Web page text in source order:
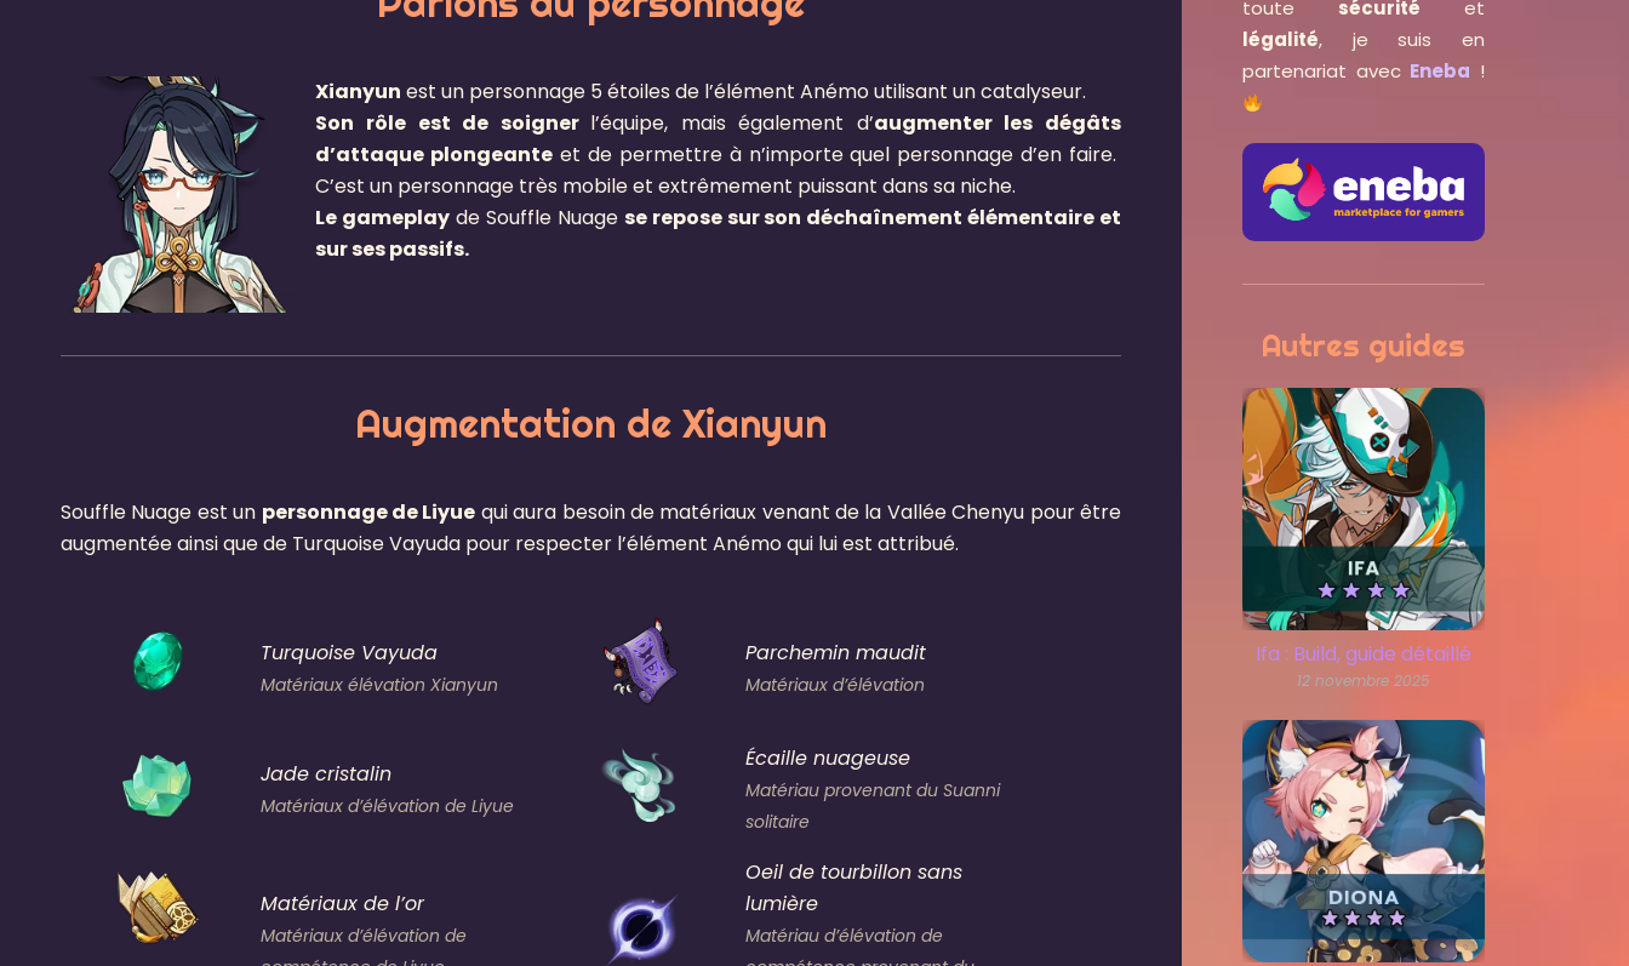
Xianyun est un personnage 5 étoiles de l’élément Anémo utilisant un catalyseur.
Son rôle est de soigner l’équipe, mais également d’augmenter les dégâts
d’attaque plongeante et de permettre à n’importe quel personnage d’en faire.
C’est un personnage très mobile et extrêmement puissant dans sa niche.
Le gameplay de Souffle Nuage se repose sur son déchaînement élémentaire et
sur ses passifs.
Augmentation de Xianyun
Souffle Nuage est un personnage de Liyue qui aura besoin de matériaux venant de la Vallée Chenyu pour être
augmentée ainsi que de Turquoise Vayuda pour respecter l’élément Anémo qui lui est attribué.
Turquoise Vayuda
Matériaux élévation Xianyun
Parchemin maudit
Matériaux d’élévation
Jade cristalin
Matériaux d’élévation de Liyue
Écaille nuageuse
Matériau provenant du Suanni
solitaire
Matériaux de l’or
Matériaux d’élévation de
Oeil de tourbillon sans
lumière
Matériau d’élévation de
toute sécurité et
légalité, je suis en
partenariat avec Eneba !
Autres guides
Ifa : Build, guide détaillé
12 novembre 2025